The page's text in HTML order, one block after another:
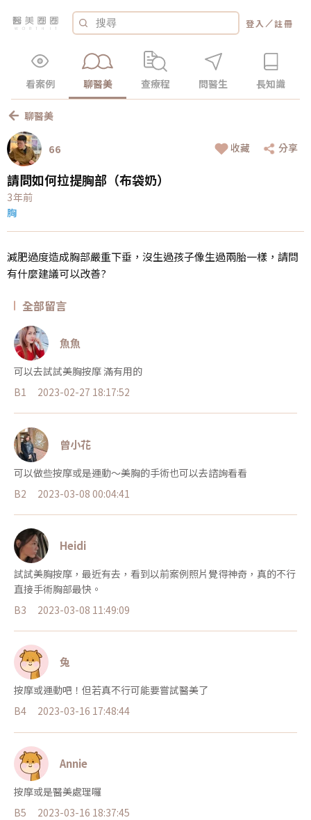
登入 ／註冊
看案例 聊醫美 查療程 問醫生 長知識
聊醫美
66 收藏 分享
請問如何拉提胸部（布袋奶）
3年前
胸
減肥過度造成胸部嚴重下垂，沒生過孩子像生過兩胎一樣，請問
有什麼建議可以改善?
全部留言
魚魚
可以去試試美胸按摩 滿有用的
B1
2023-02-27 18:17:52
曾小花
可以做些按摩或是運動～美胸的手術也可以去諮詢看看
B2
2023-03-08 00:04:41
Heidi
試試美胸按摩，最近有去，看到以前案例照片覺得神奇，真的不行
直接手術胸部最快。
B3
2023-03-08 11:49:09
兔
按摩或運動吧！但若真不行可能要嘗試醫美了
B4
2023-03-16 17:48:44
Annie
按摩或是醫美處理囉
B5
2023-03-16 18:37:45